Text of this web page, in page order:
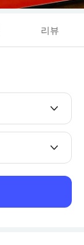
리뷰